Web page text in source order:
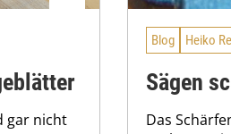
gar nicht
Blog Heiko
Sägen
Das